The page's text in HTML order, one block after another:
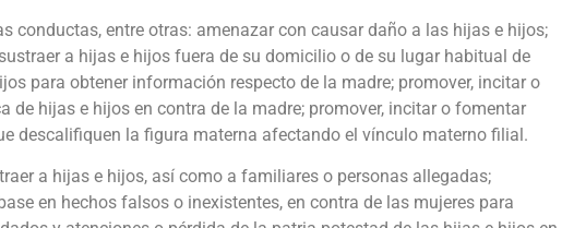
conductas, entre otras: amenazar con causar daño a las hijas e hijos;
a hijas e hijos fuera de su domicilio o de su lugar habitual de
para obtener información respecto de la madre; promover, incitar o
de hijas e hijos en contra de la madre; promover, incitar o fomentar
descalifiquen la figura materna afectando el vínculo materno filial.
a hijas e hijos, así como a familiares o personas allegadas;
en hechos falsos o inexistentes, en contra de las mujeres para